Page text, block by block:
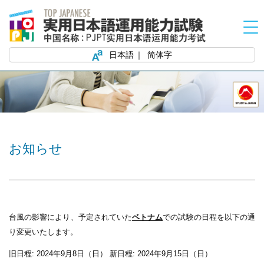
日本語 简体字
お知らせ
台風の影響により、予定されていたベトナムでの試験の日程を以下の通
り変更いたします。
旧日程: 2024年9月8日（日） 新日程: 2024年9月15日（日）